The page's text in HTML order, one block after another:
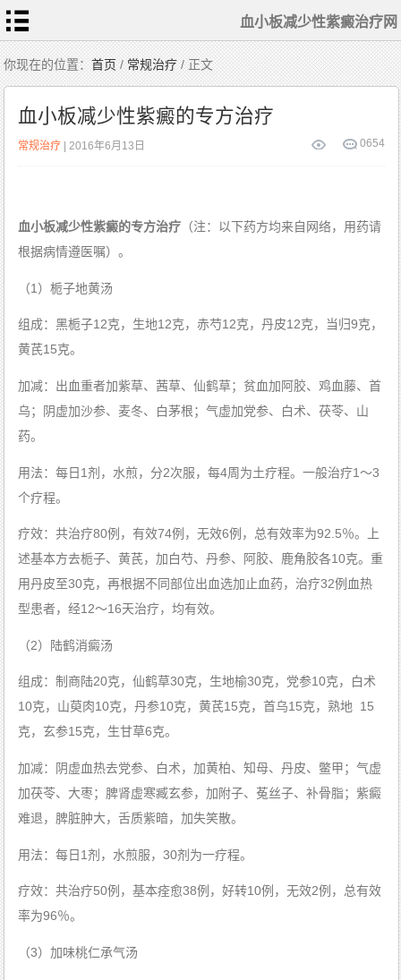
血小板减少性紫癜治疗网
首
页
血
小
板
常
识
相
关
检
查
症
状
表
现
常
规
治
疗
患
者
护
理
中
医
食
疗
特
色
治
疗
血
小
板
减
少
的
治
疗
康
复
案
例
病
因
你现在的位置：首页/常规治疗/ 正文
血小板减少性紫癜的专方治疗
654
0
常规治疗 | 2016年6月13日
血小板减少性紫癜的专方治疗 （注：以下药方均来自网络，用药请
根据病情遵医嘱）。
（1）栀子地黄汤
组成：黑栀子12克，生地12克，赤芍12克，丹皮12克，当归9克，
黄芪15克。
加减：出血重者加紫草、茜草、仙鹤草；贫血加阿胶、鸡血藤、首
乌；阴虚加沙参、麦冬、白茅根；气虚加党参、白术、茯苓、山
药。
用法：每日1剂，水煎，分2次服，每4周为土疗程。一般治疗1～3
个疗程。
疗效：共治疗80例，有效74例，无效6例，总有效率为92.5％。上
述基本方去栀子、黄芪，加白芍、丹参、阿胶、鹿角胶各10克。重
用丹皮至30克，再根据不同部位出血选加止血药，治疗32例血热
型患者，经12～16天治疗，均有效。
（2）陆鹤消癜汤
组成：制商陆20克，仙鹤草30克，生地榆30克，党参10克，白术
10克，山萸肉10克，丹参10克，黄芪15克，首乌15克，熟地 15
克，玄参15克，生甘草6克。
加减：阴虚血热去党参、白术，加黄柏、知母、丹皮、鳖甲；气虚
加茯苓、大枣；脾肾虚寒臧玄参，加附子、菟丝子、补骨脂；紫癜
难退，脾脏肿大，舌质紫暗，加失笑散。
用法：每日1剂，水煎服，30剂为一疗程。
疗效：共治疗50例，基本痊愈38例，好转10例，无效2例，总有效
率为96％。
（3）加味桃仁承气汤